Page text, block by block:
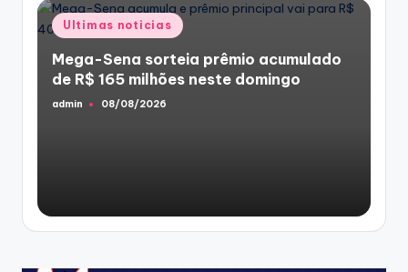
Posted
in
Ultimas noticias
Mega-Sena sorteia prêmio acumulado
de R$ 165 milhões neste domingo
Posted
admin 08/08/2026